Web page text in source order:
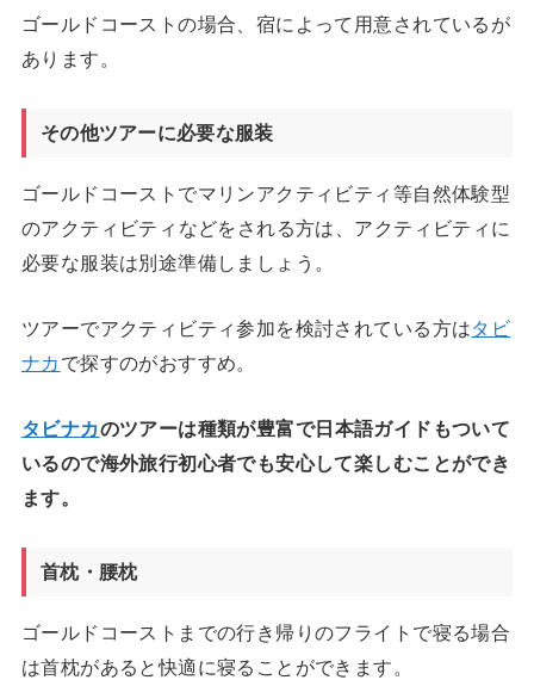
ゴールドコーストの場合、宿によって用意されているが
あります。
その他ツアーに必要な服装
ゴールドコーストでマリンアクティビティ等自然体験型
のアクティビティなどをされる方は、アクティビティに
必要な服装は別途準備しましょう。
ツアーでアクティビティ参加を検討されている方はタビ
ナカ で探すのがおすすめ。
タビナカのツアーは種類が豊富で日本語ガイドもついて
いるので海外旅行初心者でも安心して楽しむことができ
ます。
首枕・腰枕
ゴールドコーストまでの行き帰りのフライトで寝る場合
は首枕があると快適に寝ることができます。